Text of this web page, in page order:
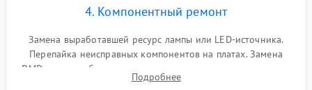
4. Компонентный ремонт
Замена выработавшей ресурс лампы или LED-источника.
Перепайка неисправных компонентов на платах. Замена
DMD-чипа при битых пикселях, установка нового цветового
колеса или восстановление сгоревших поляризационных
Подробнее